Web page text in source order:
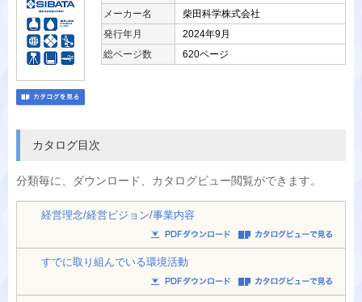
メーカー名
柴田科学株式会社
発行年月
2024年9月
総ページ数
620ページ
カタログ目次
分類毎に、 ダウンロード、カタログビュー閲覧ができます。
経営理念/経営ビジョン/事業内容
すでに取り組んでいる環境活動